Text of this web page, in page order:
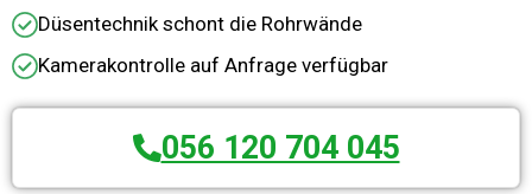
Düsentechnik schont die Rohrwände
Kamerakontrolle auf Anfrage verfügbar
056 120 704 045